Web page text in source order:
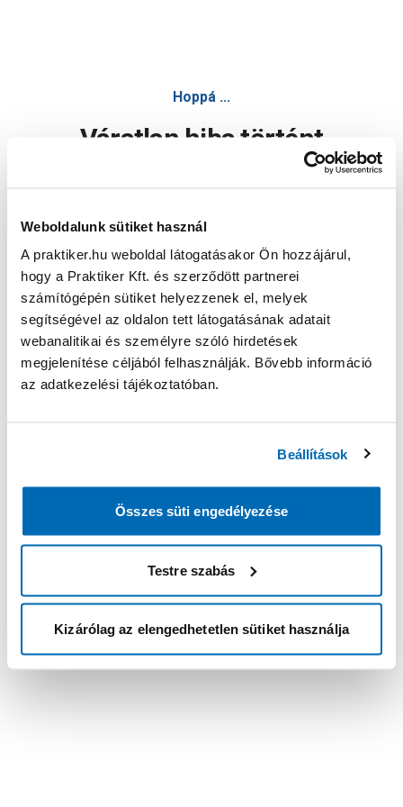
Weboldalunk sütiket használ
A praktiker.hu weboldal látogatásakor Ön hozzájárul,
hogy a Praktiker Kft. és szerződött partnerei
számítógépén sütiket helyezzenek el, melyek
segítségével az oldalon tett látogatásának adatait
webanalitikai és személyre szóló hirdetések
megjelenítése céljából felhasználják. Bővebb információ
az adatkezelési tájékoztatóban.
Beállítások
Összes süti engedélyezése
Testre szabás
Kizárólag az elengedhetetlen sütiket használja
Hoppá ...
Váratlan hiba történt
Oldal újratöltése